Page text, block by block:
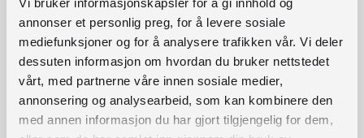
annonser et personlig preg, for å levere sosiale
mediefunksjoner og for å analysere trafikken vår. Vi deler
dessuten informasjon om hvordan du bruker nettstedet
vårt, med partnerne våre innen sosiale medier,
annonsering og analysearbeid, som kan kombinere den
med annen informasjon du har gjort tilgjengelig for dem,
RESSURSMiljømessig bærekraftBærekraft